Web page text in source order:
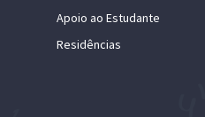
Apoio ao Estudante
Residências